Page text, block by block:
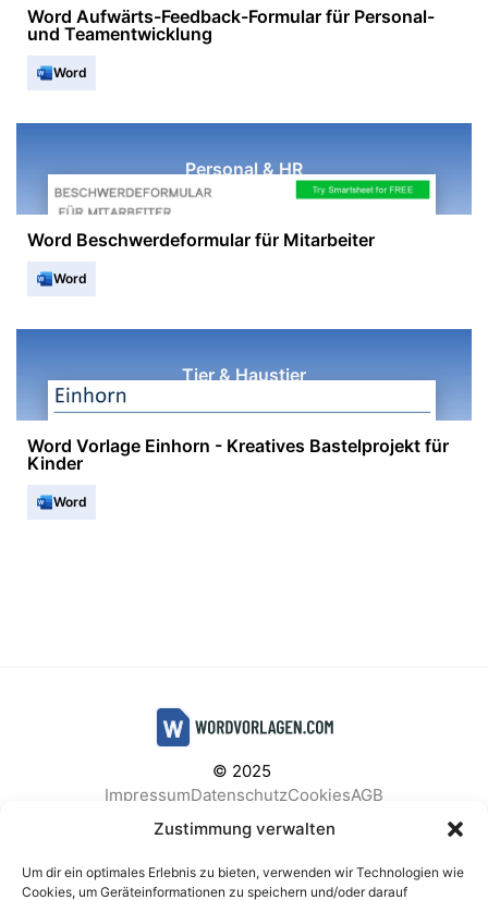
Zustimmung verwalten
Um dir ein optimales Erlebnis zu bieten, verwenden wir Technologien wie
Cookies, um Geräteinformationen zu speichern und/oder darauf
Word Aufwärts-Feedback-Formular für Personal-
und Teamentwicklung
Word
Personal & HR
Word Beschwerdeformular für Mitarbeiter
Word
Tier & Haustier
Word Vorlage Einhorn - Kreatives Bastelprojekt für
Kinder
Word
© 2025
ImpressumDatenschutzCookiesAGB
Facebook
Instagram